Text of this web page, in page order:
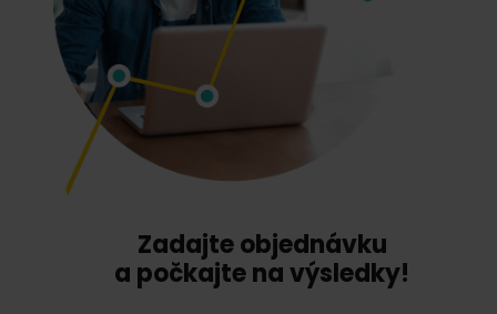
Zadajte objednávku
a počkajte na výsledky!